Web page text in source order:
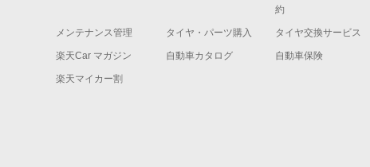
約
メンテナンス管理 タイヤ・パーツ購入 タイヤ交換サービス
楽天Car マガジン 自動車カタログ 自動車保険
楽天マイカー割